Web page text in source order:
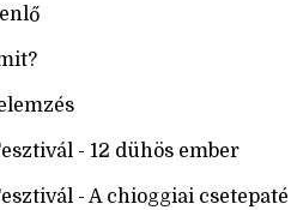
- 12 dühös ember
- A chioggiai csetepaté